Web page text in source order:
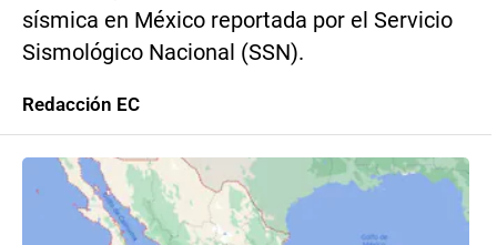
sísmica en México reportada por el Servicio
Sismológico Nacional (SSN).
Redacción EC